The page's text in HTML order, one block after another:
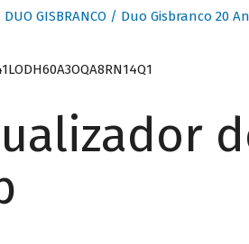
DUO GISBRANCO / Duo Gisbranco 20